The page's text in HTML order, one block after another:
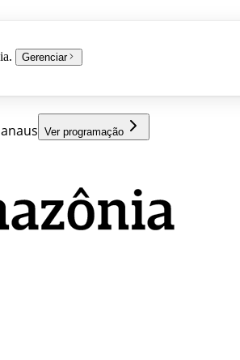
Gerenciar
Ver programação